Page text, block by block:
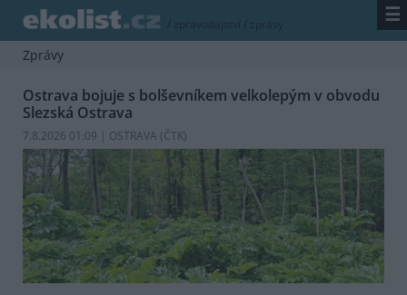
/ zpravodajství / zprávy ☰
Zprávy
Ostrava bojuje s bolševníkem velkolepým v obvodu
Slezská Ostrava
7.8.2026 01:09 | OSTRAVA (ČTK)